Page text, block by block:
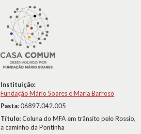
Instituição:
Fundação Mário Soares e Maria Barroso
Pasta:06897.042.005
Título:Coluna do MFA em trânsito pelo Rossio,
a caminho da Pontinha